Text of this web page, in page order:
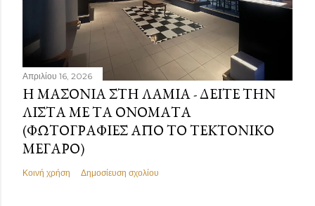
Απριλίου 16, 2026
Η ΜΑΣΟΝΊΑ ΣΤΗ ΛΑΜΊΑ - ΔΕΊΤΕ ΤΗΝ
ΛΊΣΤΑ ΜΕ ΤΑ ΟΝΌΜΑΤΑ
(ΦΩΤΟΓΡΑΦΊΕΣ ΑΠΌ ΤΟ ΤΕΚΤΟΝΙΚΌ
ΜΈΓΑΡΟ)
Κοινή χρήση Δημοσίευση σχολίου